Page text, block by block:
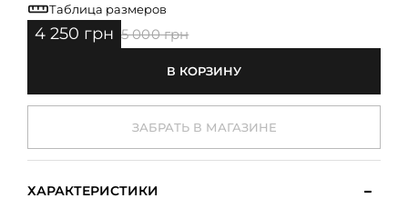
Таблица размеров
4 250 грн 5 000 грн
В КОРЗИНУ
ЗАБРАТЬ В МАГАЗИНЕ
ХАРАКТЕРИСТИКИ